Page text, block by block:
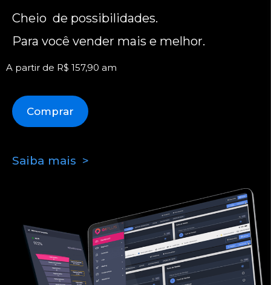
Cheio de possibilidades.
Para você vender mais e melhor.
A partir de R$ 157,90 am
Comprar
Saiba mais >